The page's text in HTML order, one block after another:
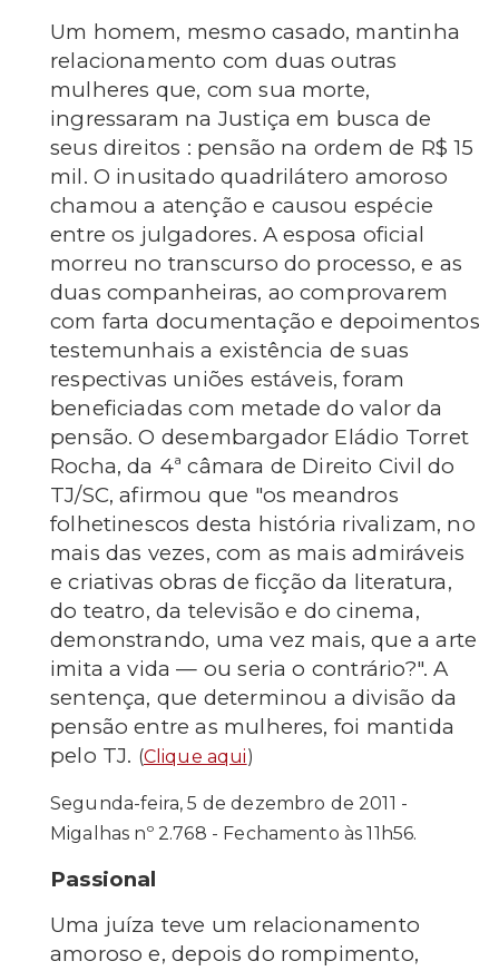
Um homem, mesmo casado, mantinha
relacionamento com duas outras
mulheres que, com sua morte,
ingressaram na Justiça em busca de
seus direitos : pensão na ordem de R$ 15
mil. O inusitado quadrilátero amoroso
chamou a atenção e causou espécie
entre os julgadores. A esposa oficial
morreu no transcurso do processo, e as
duas companheiras, ao comprovarem
com farta documentação e depoimentos
testemunhais a existência de suas
respectivas uniões estáveis, foram
beneficiadas com metade do valor da
pensão. O desembargador Eládio Torret
Rocha, da 4ª câmara de Direito Civil do
TJ/SC, afirmou que "os meandros
folhetinescos desta história rivalizam, no
mais das vezes, com as mais admiráveis
e criativas obras de ficção da literatura,
do teatro, da televisão e do cinema,
demonstrando, uma vez mais, que a arte
imita a vida — ou seria o contrário?". A
sentença, que determinou a divisão da
pensão entre as mulheres, foi mantida
pelo TJ. (Clique aqui)
Segunda-feira, 5 de dezembro de 2011 -
Migalhas nº 2.768 - Fechamento às 11h56.
Passional
Uma juíza teve um relacionamento
amoroso e, depois do rompimento,